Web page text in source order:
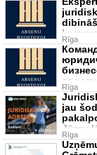
Rīga
Rīga
jau
Rīga